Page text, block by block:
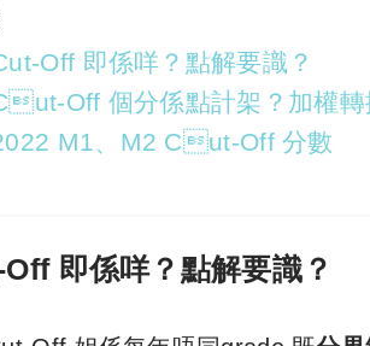
Off 即係咩？點解要識？
Off 個分係點計架？加權轉
M1、M2 Cut-Off 分數
即係咩？點解要識？